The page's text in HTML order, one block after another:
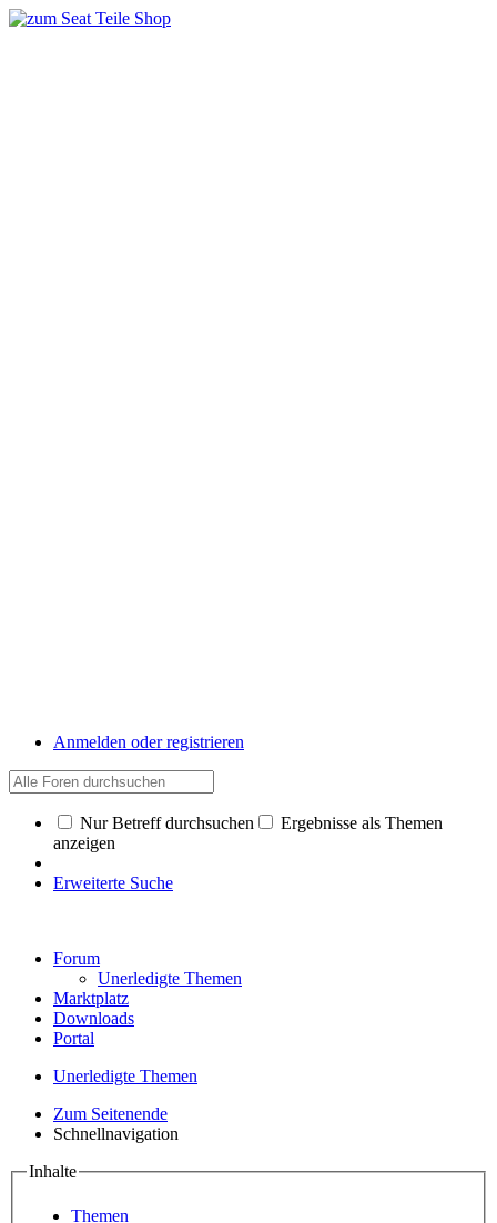
Anmelden oder registrieren
Nur Betreff durchsuchen
Ergebnisse als Themen
anzeigen
Erweiterte Suche
Forum
Unerledigte Themen
Marktplatz
Downloads
Portal
Unerledigte Themen
Zum Seitenende
Schnellnavigation
Inhalte
Themen